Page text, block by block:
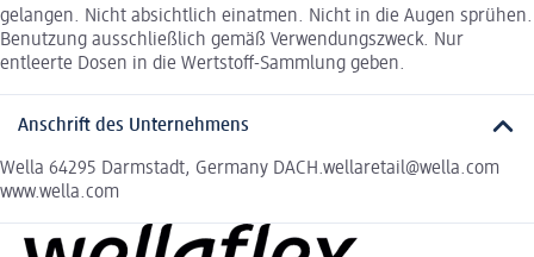
gelangen. Nicht absichtlich einatmen. Nicht in die Augen sprühen.
Benutzung ausschließlich gemäß Verwendungszweck. Nur
entleerte Dosen in die Wertstoff-Sammlung geben.
Anschrift des Unternehmens
Wella 64295 Darmstadt, Germany DACH.wellaretail@wella.com
www.wella.com